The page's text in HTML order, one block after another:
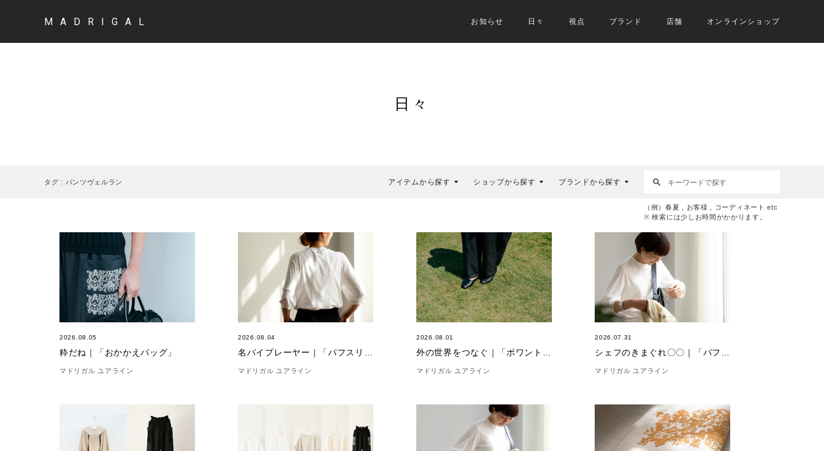
MADRIGAL お知らせ 日々 視点 ブランド 店舗 オンラインショップ
日々
タグ : パンツヴェルラン アイテムから探す ショップから探す ブランドから探す
（例）春夏 , お客様 , コーディネート etc
※ 検索には少しお時間がかかります。
2026.08.05
粋だね｜「おかかえバッグ」
マドリガル ユアライン
2026.08.04
マドリガル ユアライン
2026.08.01
マドリガル ユアライン
2026.07.31
マドリガル ユアライン